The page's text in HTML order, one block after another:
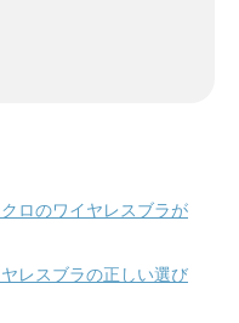
ロのワイヤレスブラが
レスブラの正しい選び